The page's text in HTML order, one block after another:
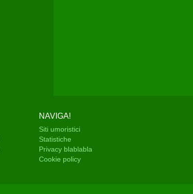
NAVIGA!
Siti umoristici
Statistiche
Privacy blablabla
Cookie policy